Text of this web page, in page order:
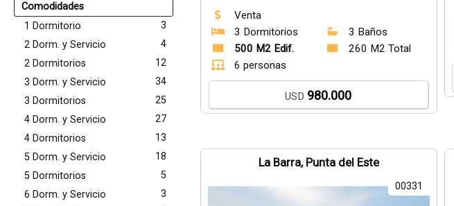
Comodidades
1 Dormitorio
3
2 Dorm. y Servicio
4
2 Dormitorios
12
3 Dorm. y Servicio
34
3 Dormitorios
25
4 Dorm. y Servicio
27
4 Dormitorios
13
5 Dorm. y Servicio
18
5 Dormitorios
5
6 Dorm. y Servicio
3
Venta
3 Dormitorios
3 Baños
500 M2 Edif.
260 M2 Total
6 personas
USD 980.000
La Barra, Punta del Este
00331